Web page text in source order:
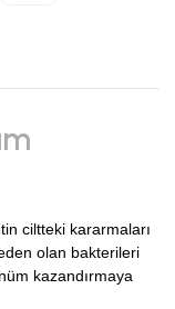
ciltteki kararmaları
olan bakterileri
kazandırmaya